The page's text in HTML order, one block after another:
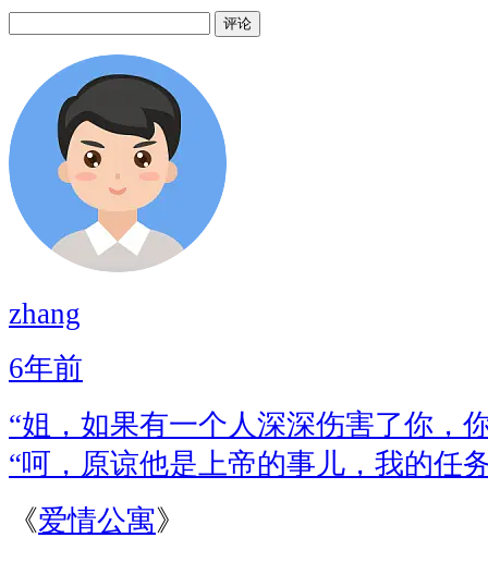
评论
zhang
6年前
“姐，如果有一个人深深伤害了你，
“呵，原谅他是上帝的事儿，我的任
《爱情公寓》